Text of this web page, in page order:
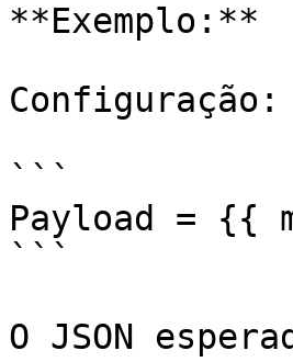
**Exemplo:**
Configuração:
```
Payload = {{
```
O JSON